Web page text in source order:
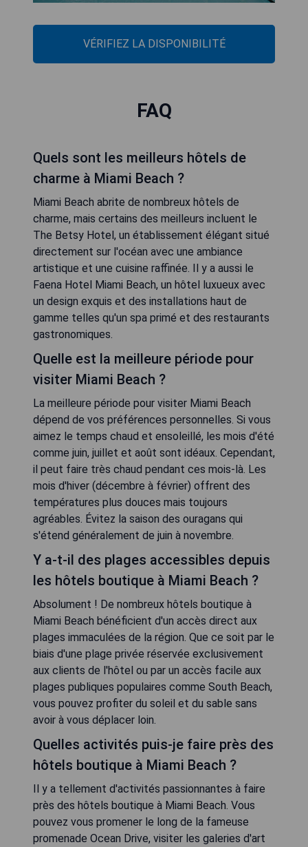
VÉRIFIEZ LA DISPONIBILITÉ
FAQ
Quels sont les meilleurs hôtels de
charme à Miami Beach ?
Miami Beach abrite de nombreux hôtels de
charme, mais certains des meilleurs incluent le
The Betsy Hotel, un établissement élégant situé
directement sur l'océan avec une ambiance
artistique et une cuisine raffinée. Il y a aussi le
Faena Hotel Miami Beach, un hôtel luxueux avec
un design exquis et des installations haut de
gamme telles qu'un spa primé et des restaurants
gastronomiques.
Quelle est la meilleure période pour
visiter Miami Beach ?
La meilleure période pour visiter Miami Beach
dépend de vos préférences personnelles. Si vous
aimez le temps chaud et ensoleillé, les mois d'été
comme juin, juillet et août sont idéaux. Cependant,
il peut faire très chaud pendant ces mois-là. Les
mois d'hiver (décembre à février) offrent des
températures plus douces mais toujours
agréables. Évitez la saison des ouragans qui
s'étend généralement de juin à novembre.
Y a-t-il des plages accessibles depuis
les hôtels boutique à Miami Beach ?
Absolument ! De nombreux hôtels boutique à
Miami Beach bénéficient d'un accès direct aux
plages immaculées de la région. Que ce soit par le
biais d'une plage privée réservée exclusivement
aux clients de l'hôtel ou par un accès facile aux
plages publiques populaires comme South Beach,
vous pouvez profiter du soleil et du sable sans
avoir à vous déplacer loin.
Quelles activités puis-je faire près des
hôtels boutique à Miami Beach ?
Il y a tellement d'activités passionnantes à faire
près des hôtels boutique à Miami Beach. Vous
pouvez vous promener le long de la fameuse
promenade Ocean Drive, visiter les galeries d'art